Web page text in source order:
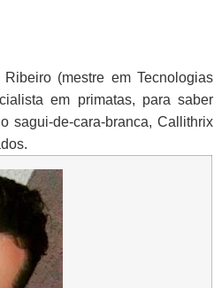
(mestre em Tecnologias
em primatas, para saber
sagui-de-cara-branca, Callithrix